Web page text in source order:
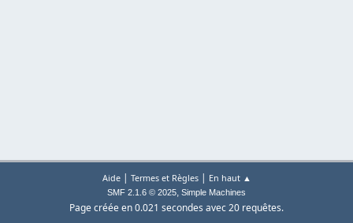
Aide| Termes et Règles| En haut ▲
SMF 2.1.6 © 2025, Simple Machines
Page créée en 0.021 secondes avec 20 requêtes.